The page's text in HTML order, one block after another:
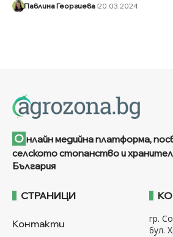
Павлина Георгиева 20.03.2024
О нлайн медийна платформа,
селското стопанство и
България
СТРАНИЦИ
Контакти
гр.
бул.